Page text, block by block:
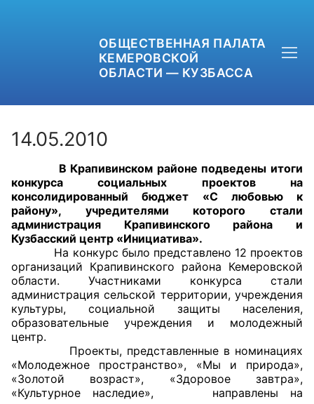
ОБЩЕСТВЕННАЯ ПАЛАТА
КЕМЕРОВСКОЙ
ОБЛАСТИ — КУЗБАССА
+7 (3842) 58-82-40
OPKO42@BK.RU
ОБРАТНАЯ СВЯЗЬ
Главная
Общественные советы
14.05.2010
В Крапивинском районе подведены итоги
конкурса социальных проектов на
консолидированный бюджет «С любовью к
району», учредителями которого стали
администрация Крапивинского района и
Кузбасский центр «Инициатива».
На конкурс было представлено 12 проектов
организаций Крапивинского района Кемеровской
области. Участниками конкурса стали
администрация сельской территории, учреждения
культуры, социальной защиты населения,
образовательные учреждения и молодежный
центр.
Проекты, представленные в номинациях
«Молодежное пространство», «Мы и природа»,
«Золотой возраст», «Здоровое завтра»,
«Культурное наследие», направлены на